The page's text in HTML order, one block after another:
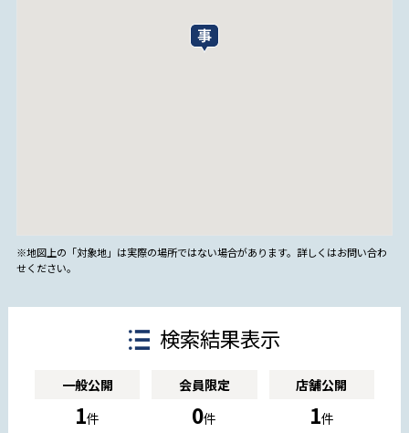
※地図上の「対象地」は実際の場所ではない場合があります。詳しくはお問い合わ
せください。
検索結果表示
一般公開
1件
会員限定
0件
店舗公開
1件